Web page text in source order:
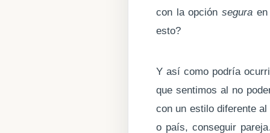
con la opciónsegura
esto?
Y así como podría
que sentimos al no
con un estilo diferente
o país, conseguir